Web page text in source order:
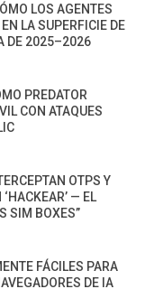
LOS AGENTES
LA SUPERFICIE DE
DE 2025–2026
PREDATOR
CON ATAQUES
OTPS Y
— EL
SIM BOXES”
FÁCILES PARA
DE IA